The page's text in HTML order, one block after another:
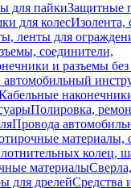
для пайкиЗащитные
для колесИзолента,
ленты для
соединители,
и разъемы
автомобильный
Полировка,
Провода
материалы,
колец,
материалы
для дрелейСредства